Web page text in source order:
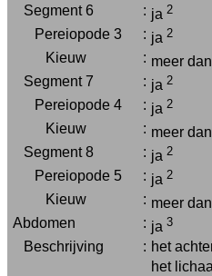
Segment 6 : ja 2
Pereiopode 3 : ja 2
Kieuw : meer
Segment 7 : ja 2
Pereiopode 4 : ja 2
Kieuw : meer
Segment 8 : ja 2
Pereiopode 5 : ja 2
Kieuw : meer
Abdomen : ja 3
Beschrijving : het
het